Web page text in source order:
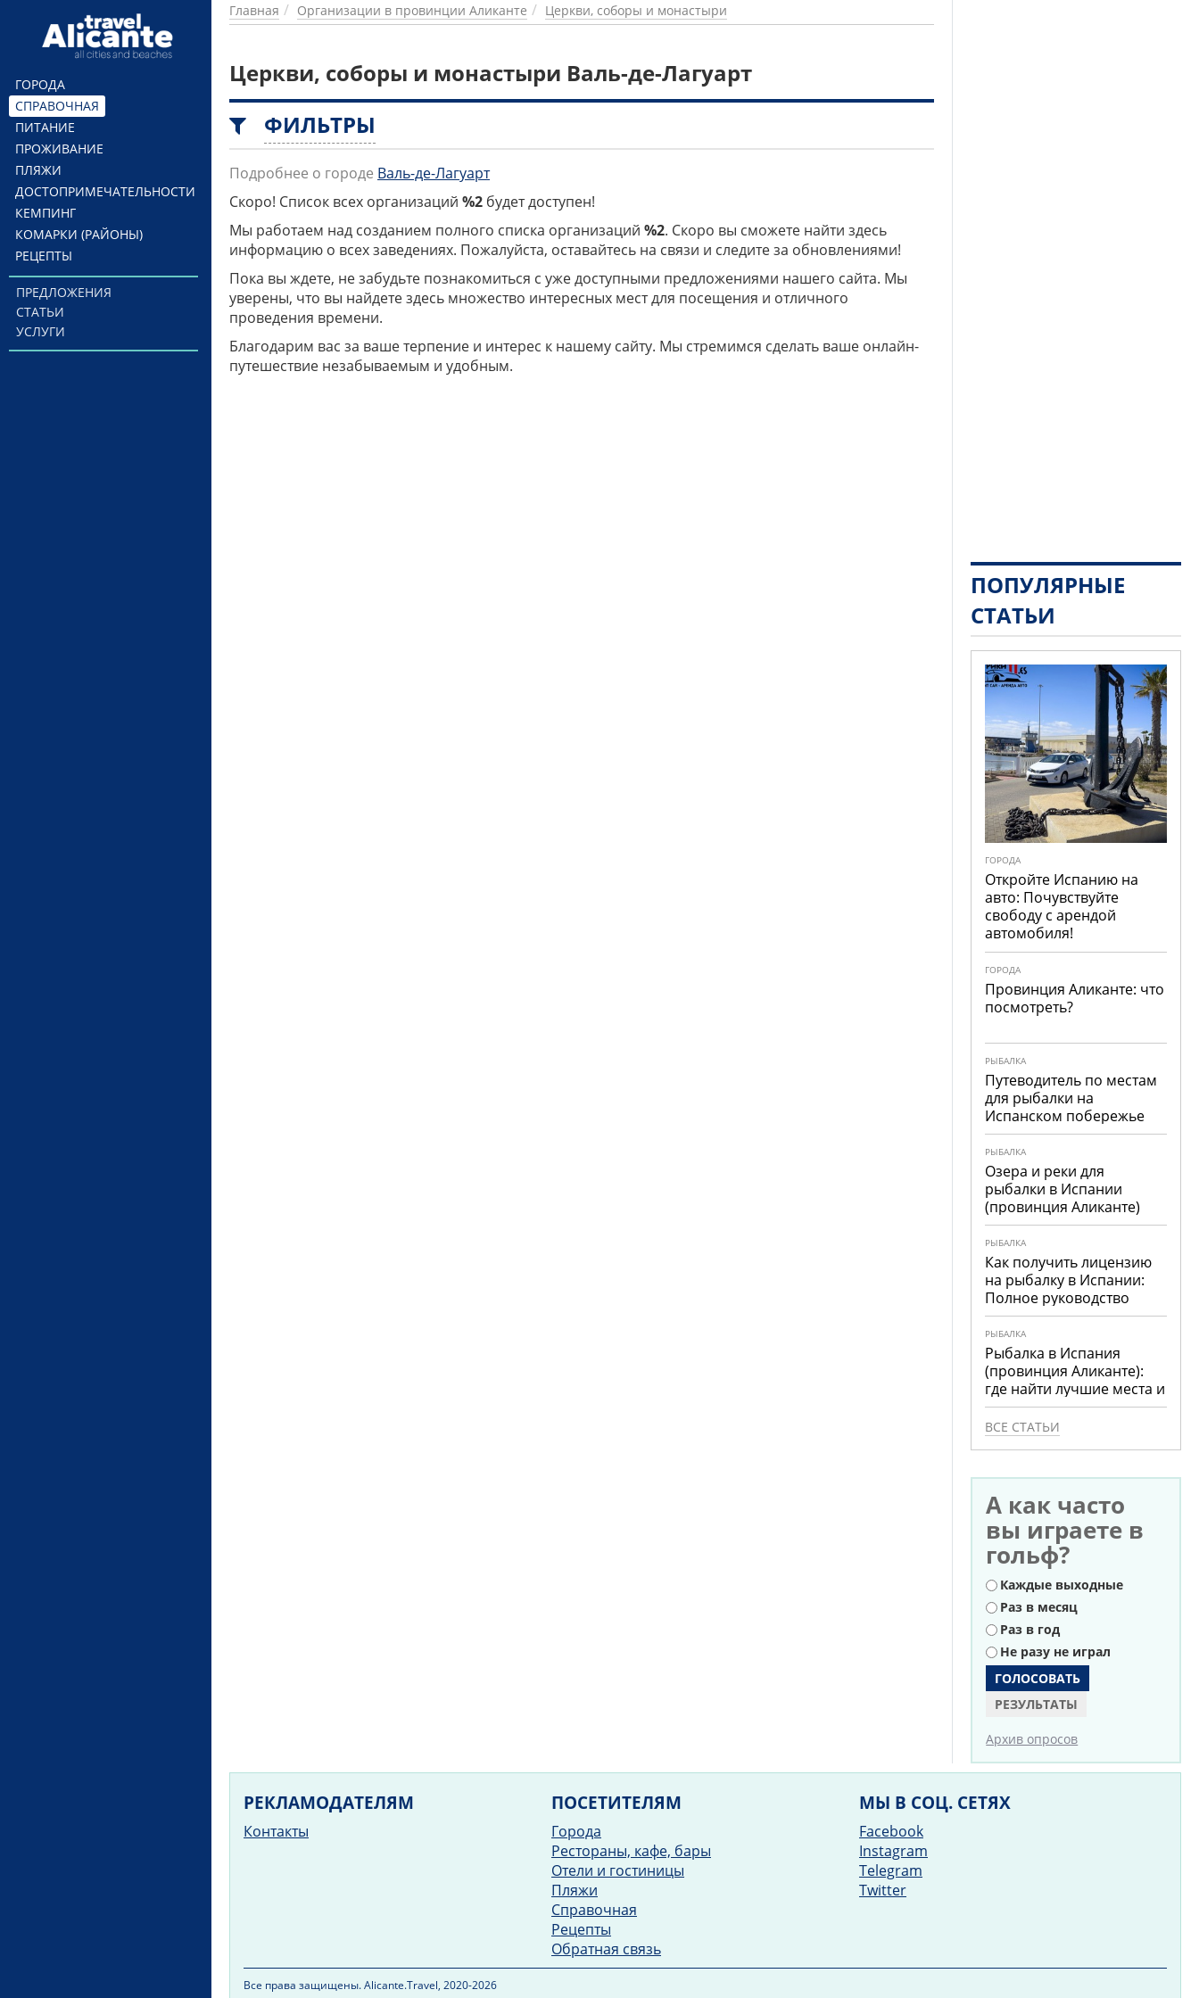
Перейти к основному содержанию
ГОРОДА
СПРАВОЧНАЯ
ПИТАНИЕ
ПРОЖИВАНИЕ
ПЛЯЖИ
ДОСТОПРИМЕЧАТЕЛЬНОСТИ
КЕМПИНГ
КОМАРКИ (РАЙОНЫ)
РЕЦЕПТЫ
ПРЕДЛОЖЕНИЯ
СТАТЬИ
УСЛУГИ
Главная Организации в провинции Аликанте Церкви, соборы и монастыри
Церкви, соборы и монастыри Валь-де-Лагуарт
ФИЛЬТРЫ
Подробнее о городе Валь-де-Лагуарт
Скоро! Список всех организаций %2 будет доступен!
Мы работаем над созданием полного списка организаций %2. Скоро вы сможете найти здесь
информацию о всех заведениях. Пожалуйста, оставайтесь на связи и следите за обновлениями!
Пока вы ждете, не забудьте познакомиться с уже доступными предложениями нашего сайта. Мы
уверены, что вы найдете здесь множество интересных мест для посещения и отличного
проведения времени.
Благодарим вас за ваше терпение и интерес к нашему сайту. Мы стремимся сделать ваше онлайн-
путешествие незабываемым и удобным.
ПОПУЛЯРНЫЕ
СТАТЬИ
ГОРОДА
Откройте Испанию на
авто: Почувствуйте
свободу с арендой
автомобиля!
ГОРОДА
Провинция Аликанте: что
посмотреть?
РЫБАЛКА
Путеводитель по местам
для рыбалки на
Испанском побережье
РЫБАЛКА
Озера и реки для
рыбалки в Испании
(провинция Аликанте)
РЫБАЛКА
Как получить лицензию
на рыбалку в Испании:
Полное руководство
РЫБАЛКА
Рыбалка в Испания
(провинция Аликанте):
где найти лучшие места и
что ловить
ВСЕ СТАТЬИ
А как часто
вы играете в
гольф?
Варианты
Каждые выходные
Раз в месяц
Раз в год
Не разу не играл
РЕЗУЛЬТАТЫ
Архив опросов
РЕКЛАМОДАТЕЛЯМ
Контакты
ПОСЕТИТЕЛЯМ
Города
Рестораны, кафе, бары
Отели и гостиницы
Пляжи
Справочная
Рецепты
Обратная связь
МЫ В СОЦ. СЕТЯХ
Facebook
Instagram
Telegram
Twitter
Все права защищены. Alicante.Travel, 2020-2026